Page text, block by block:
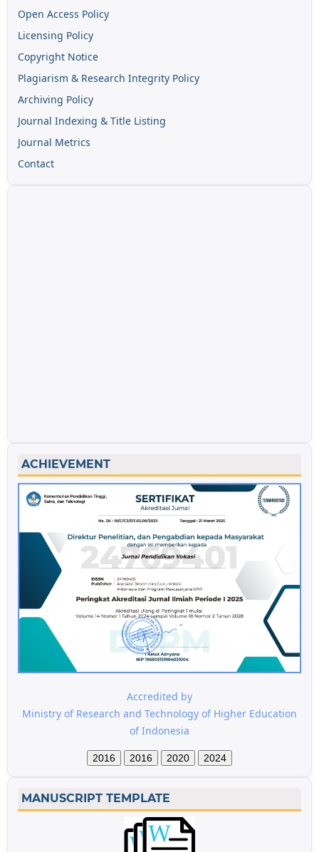
Open Access Policy
Licensing Policy
Copyright Notice
Plagiarism & Research Integrity Policy
Archiving Policy
Journal Indexing & Title Listing
Journal Metrics
Contact
ACHIEVEMENT
Accredited by
Ministry of Research and Technology of Higher Education
of Indonesia
2016 2016 2020 2024
MANUSCRIPT TEMPLATE